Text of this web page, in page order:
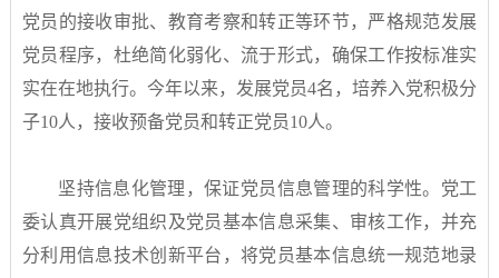
党员的接收审批、教育考察和转正等环节，严格规范发展
党员程序，杜绝简化弱化、流于形式，确保工作按标准实
实在在地执行。今年以来，发展党员4名，培养入党积极分
子10人，接收预备党员和转正党员10人。
坚持信息化管理，保证党员信息管理的科学性。党工
委认真开展党组织及党员基本信息采集、审核工作，并充
分利用信息技术创新平台，将党员基本信息统一规范地录